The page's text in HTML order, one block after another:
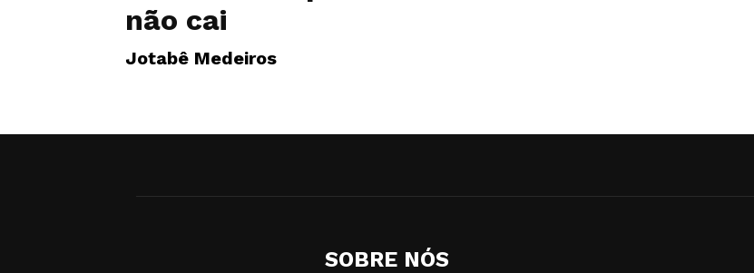
não cai
Jotabê Medeiros
SOBRE NÓS